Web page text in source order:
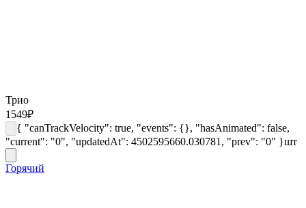
Трио
1549₽
{ "canTrackVelocity": true, "events": {}, "hasAnimated": false,
"current": "0", "updatedAt": 4502595660.030781, "prev": "0" }шт
Горячий